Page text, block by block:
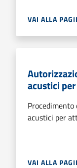
VAI ALLA
acustici
acustici per
VAI ALLA